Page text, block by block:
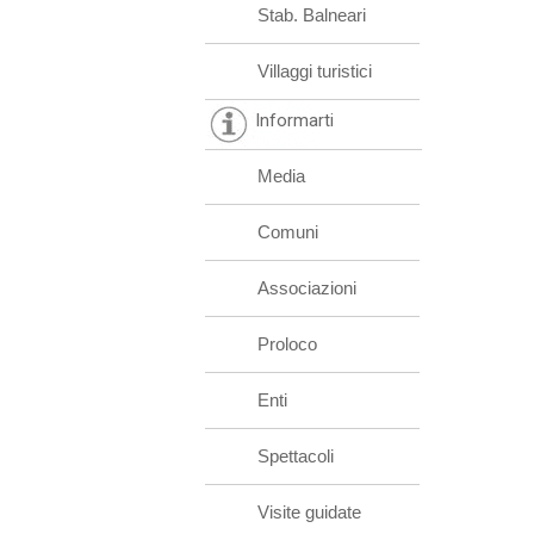
Stab. Balneari
Villaggi turistici
Informarti
Media
Comuni
Associazioni
Proloco
Enti
Spettacoli
Visite guidate